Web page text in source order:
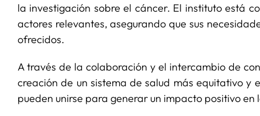
la investigación sobre el cáncer. El instituto está
actores relevantes, asegurando que sus
ofrecidos.
A través de la colaboración y el intercambio de
creación de un sistema de salud más equitativo
pueden unirse para generar un impacto positivo